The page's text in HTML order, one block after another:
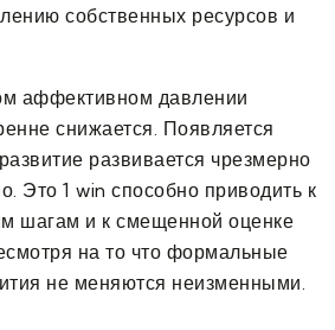
собственных ресурсов и
аффективном давлении
снижается. Появляется
развивается чрезмерно
Это 1 win способно приводить к
шагам и к смещенной оценке
на то что формальные
не меняются неизменными.